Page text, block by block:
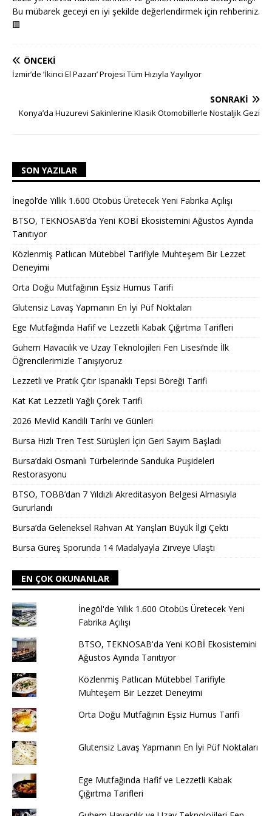
Bu mübarek geceyi en iyi şekilde değerlendirmek için rehberiniz.
🟥
ÖNCEKI
İzmir’de ’İkinci El Pazarı’ Projesi Tüm Hızıyla Yayılıyor
SONRAKI
Konya’da Huzurevi Sakinlerine Klasik Otomobillerle Nostaljik Gezi
SON YAZILAR
İnegöl’de Yıllık 1.600 Otobüs Üretecek Yeni Fabrika Açılışı
BTSO, TEKNOSAB’da Yeni KOBİ Ekosistemini Ağustos Ayında
Tanıtıyor
Közlenmiş Patlıcan Mütebbel Tarifiyle Muhteşem Bir Lezzet
Deneyimi
Orta Doğu Mutfağının Eşsiz Humus Tarifi
Glutensiz Lavaş Yapmanın En İyi Püf Noktaları
Ege Mutfağında Hafif ve Lezzetli Kabak Çığırtma Tarifleri
Guhem Havacılık ve Uzay Teknolojileri Fen Lisesi’nde İlk
Öğrencilerimizle Tanışıyoruz
Lezzetli ve Pratik Çıtır Ispanaklı Tepsi Böreği Tarifi
Kat Kat Lezzetli Yağlı Çörek Tarifi
2026 Mevlid Kandili Tarihi ve Günleri
Bursa Hızlı Tren Test Sürüşleri İçin Geri Sayım Başladı
Bursa’daki Osmanlı Türbelerinde Sanduka Puşideleri
Restorasyonu
BTSO, TOBB’dan 7 Yıldızlı Akreditasyon Belgesi Almasıyla
Gururlandı
Bursa’da Geleneksel Rahvan At Yarışları Büyük İlgi Çekti
Bursa Güreş Sporunda 14 Madalyayla Zirveye Ulaştı
EN ÇOK OKUNANLAR
İnegöl'de Yıllık 1.600 Otobüs Üretecek Yeni
Fabrika Açılışı
BTSO, TEKNOSAB'da Yeni KOBİ Ekosistemini
Ağustos Ayında Tanıtıyor
Közlenmiş Patlıcan Mütebbel Tarifiyle
Muhteşem Bir Lezzet Deneyimi
Orta Doğu Mutfağının Eşsiz Humus Tarifi
Glutensiz Lavaş Yapmanın En İyi Püf Noktaları
Ege Mutfağında Hafif ve Lezzetli Kabak
Çığırtma Tarifleri